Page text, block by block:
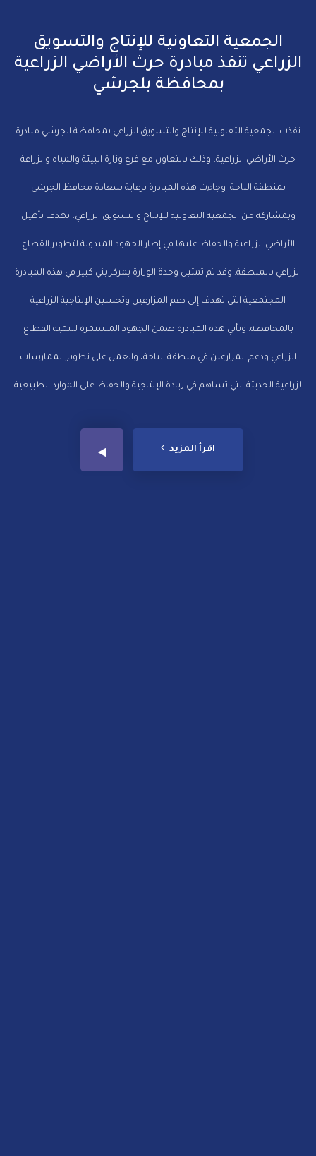
الجمعية التعاونية للإنتاج والتسويق
الزراعي تنفذ مبادرة حرث الأراضي الزراعية
بمحافظة بلجرشي
نفذت الجمعية التعاونية للإنتاج والتسويق الزراعي بمحافظة الجرشي مبادرة
حرث الأراضي الزراعية، وذلك بالتعاون مع فرع وزارة البيئة والمياه والزراعة
بمنطقة الباحة. وجاءت هذه المبادرة برعاية سعادة محافظ الجرشي
وبمشاركة من الجمعية التعاونية للإنتاج والتسويق الزراعي، بهدف تأهيل
الأراضي الزراعية والحفاظ عليها في إطار الجهود المبذولة لتطوير القطاع
الزراعي بالمنطقة. وقد تم تمثيل وحدة الوزارة بمركز بني كبير في هذه المبادرة
المجتمعية التي تهدف إلى دعم المزارعين وتحسين الإنتاجية الزراعية
بالمحافظة. وتأتي هذه المبادرة ضمن الجهود المستمرة لتنمية القطاع
الزراعي ودعم المزارعين في منطقة الباحة، والعمل على تطوير الممارسات
الزراعية الحديثة التي تساهم في زيادة الإنتاجية والحفاظ على الموارد الطبيعية.
اقرأ المزيد